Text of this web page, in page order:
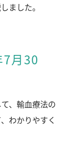
ました。
7月30
、輸血療法の
わかりやすく